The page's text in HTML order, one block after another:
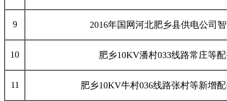
9 2016年国网河北肥乡县供电公司
10 肥乡10KV潘村033线路常庄等
11 肥乡10KV牛村036线路张村等新增